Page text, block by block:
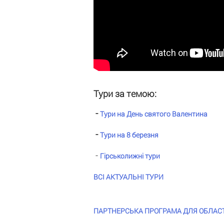
Тури за темою:
-Тури на День святого Валентина
-Тури на 8 березня
- Гірськолижні тури
ВСІ АКТУАЛЬНІ ТУРИ
ПАРТНЕРСЬКА ПРОГРАМА ДЛЯ